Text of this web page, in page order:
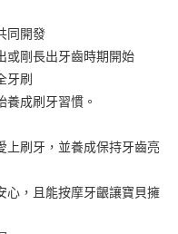
的支付方式。 讓您購物簡單
同開發
或剛長出牙齒時期開始
牙刷
成刷牙習慣。
刷牙，並養成保持牙齒亮
，且能按摩牙齦讓寶貝擁